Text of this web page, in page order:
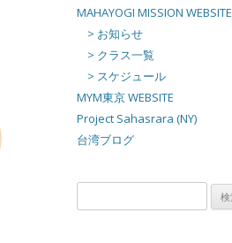
MAHAYOGI MISSION WEBSITE
> お知らせ
> クラス一覧
> スケジュール
MYM東京 WEBSITE
Project Sahasrara (NY)
台湾ブログ
索: